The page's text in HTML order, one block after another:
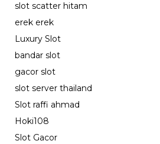
slot scatter hitam
erek erek
Luxury Slot
bandar slot
gacor slot
slot server thailand
Slot raffi ahmad
Hoki108
Slot Gacor